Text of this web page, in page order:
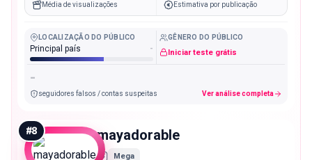
Média de visualizações Estimativa por publicação
LOCALIZAÇÃO DO PÚBLICO
Principal país -
GÊNERO DO PÚBLICO
Iniciar teste grátis
-
seguidores falsos / contas suspeitas Ver análise completa
#8 mayadorable
Mega